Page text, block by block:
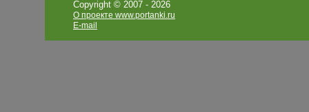
Copyright © 2007 - 2026
О проекте www.portanki.ru
E-mail